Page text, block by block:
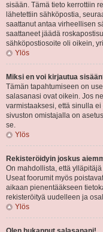
sisään. Tämä tieto kerrottiin
lähetettiin sähköpostia,
saattanut antaa virheellisen
saattaneet jäädä
sähköpostiosoite oli oikein,
Ylös
Miksi en voi kirjautua
Tämän tapahtumiseen on
salasanasi ovat oikein. Jos
varmistaaksesi, että sinulla
sivuston omistajalla on
se.
Ylös
Rekisteröidyin joskus
On mahdollista, että
Useat foorumit myös
aikaan pienentääkseen
rekisteröityä uudelleen ja
Ylös